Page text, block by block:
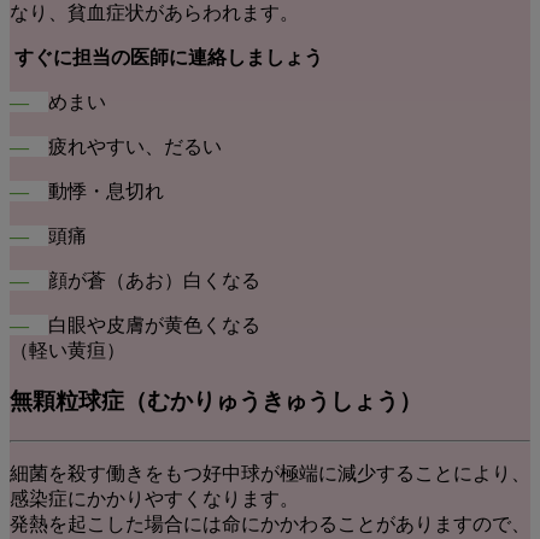
なり、貧血症状があらわれます。
すぐに担当の医師に連絡しましょう
― めまい
― 疲れやすい、だるい
― 動悸・息切れ
― 頭痛
― 顔が蒼（あお）白くなる
― 白眼や皮膚が黄色くなる
（軽い黄疸）
無顆粒球症 （むかりゅうきゅうしょう）
細菌を殺す働きをもつ好中球が極端に減少することにより、
感染症にかかりやすくなります。
発熱を起こした場合には命にかかわることがありますので、